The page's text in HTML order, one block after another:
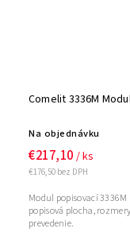
Comelit 3336M
Na objednávku
€176,50 bez DPH
€217,10 / ks
Modul popisovací 3336M
popisová plocha,
prevedenie.